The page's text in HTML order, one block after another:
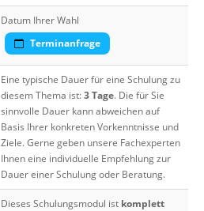
Datum Ihrer Wahl
Terminanfrage
Eine typische Dauer für eine Schulung zu
diesem Thema ist:3 Tage. Die für Sie
sinnvolle Dauer kann abweichen auf
Basis Ihrer konkreten Vorkenntnisse und
Ziele. Gerne geben unsere Fachexperten
Ihnen eine individuelle Empfehlung zur
Dauer einer Schulung oder Beratung.
Dieses Schulungsmodul ist komplett